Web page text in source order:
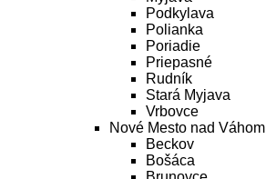
Podkylava
Polianka
Poriadie
Priepasné
Rudník
Stará Myjava
Vrbovce
Nové Mesto nad Váhom
Beckov
Bošáca